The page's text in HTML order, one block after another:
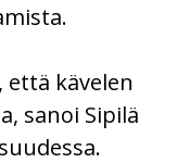
että kävelen
sanoi Sipilä